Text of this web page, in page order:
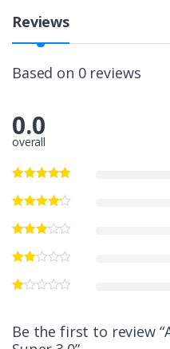
Reviews
Based on 0 reviews
0.0
overall
Be the first to review